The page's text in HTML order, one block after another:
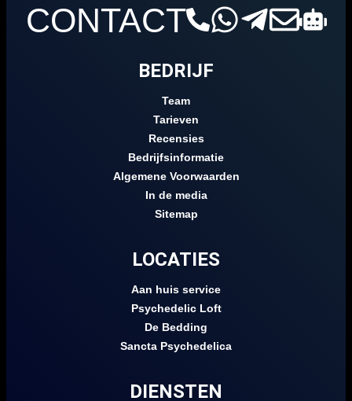
CONTACT
BEDRIJF
Team
Tarieven
Recensies
Bedrijfsinformatie
Algemene Voorwaarden
In de media
Sitemap
LOCATIES
Aan huis service
Psychedelic Loft
De Bedding
Sancta Psychedelica
DIENSTEN